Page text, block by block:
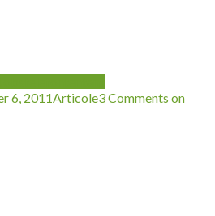
6, 2011Articole3 Comments on